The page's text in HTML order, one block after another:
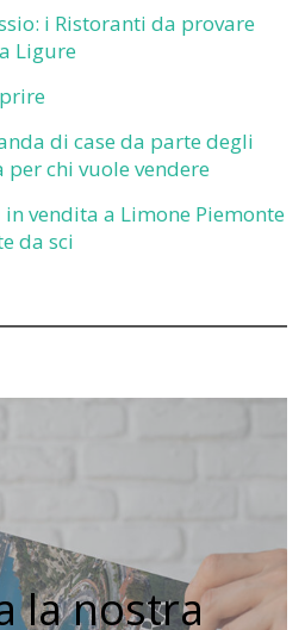
i Ristoranti da provare
Ligure
di case da parte degli
chi vuole vendere
vendita a Limone Piemonte
da sci
la nostra